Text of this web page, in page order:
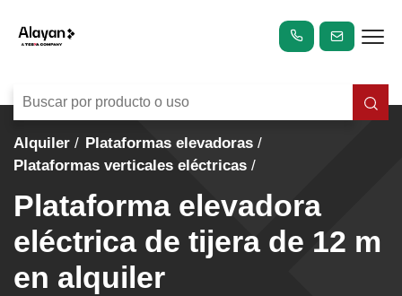
Alquiler
Plataformas elevadoras
Plataformas verticales eléctricas
Plataforma elevadora
eléctrica de tijera de 12 m
en alquiler